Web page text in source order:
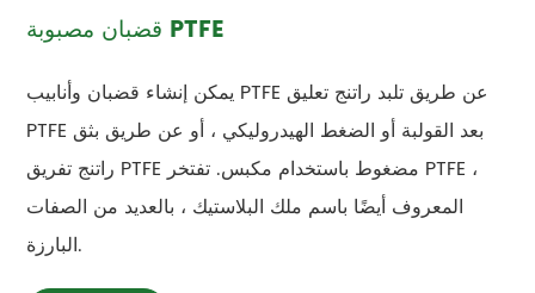
قضبان مصبوبة PTFE
يمكن إنشاء قضبان وأنابيب PTFE عن طريق تلبد راتنج تعليق
PTFE بعد القولبة أو الضغط الهيدروليكي ، أو عن طريق بثق
راتنج تفريق PTFE مضغوط باستخدام مكبس. تفتخر PTFE ،
المعروف أيضًا باسم ملك البلاستيك ، بالعديد من الصفات
البارزة.